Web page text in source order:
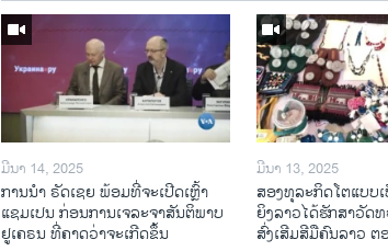
ມີນາ 14, 2025
ການ​ນຳ ຣັດ​ເຊຍ ພ້ອມ​ທີ່​ຈະ​ເປີ​ດ​ເຫຼົ້າ​
ແຊມ​ເປນ ກ່ອນການ​ເຈ​ລະ​ຈາ​ສັນ​ຕິ​ພາບ
ຢູ​ເຄ​ຣນ ທີ່​ຄາດ​ວ່າ​ຈະ​ເກີດ​ຂຶ້ນ
ມີນາ 13, 2025
ສອງທຸລະກິດໂຕແບບ
ຍິງລາວໄດ້ຮັກສາວັດ
ສົ່ງເສີມສີມືຄົນລາວ ຕ